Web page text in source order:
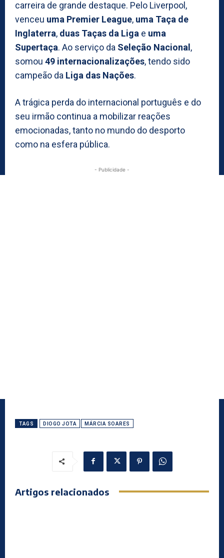
carreira de grande destaque. Pelo Liverpool,
venceu uma Premier League, uma Taça de
Inglaterra, duas Taças da Liga e uma
Supertaça. Ao serviço da Seleção Nacional ,
somou 49 internacionalizações, tendo sido
campeão da Liga das Nações.
A trágica perda do internacional português e do
seu irmão continua a mobilizar reações
emocionadas, tanto no mundo do desporto
como na esfera pública.
- Publicidade -
TAGS DIOGO JOTA MÁRCIA SOARES
Artigos relacionados